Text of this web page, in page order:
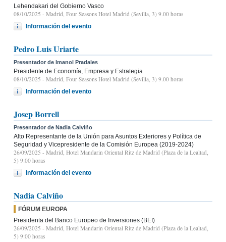
Lehendakari del Gobierno Vasco
08/10/2025 - Madrid, Four Seasons Hotel Madrid (Sevilla, 3) 9.00 horas
Información del evento
Pedro Luis Uriarte
Presentador de Imanol Pradales
Presidente de Economía, Empresa y Estrategia
08/10/2025 - Madrid, Four Seasons Hotel Madrid (Sevilla, 3) 9.00 horas
Información del evento
Josep Borrell
Presentador de Nadia Calviño
Alto Representante de la Unión para Asuntos Exteriores y Política de
Seguridad y Vicepresidente de la Comisión Europea (2019-2024)
26/09/2025 - Madrid, Hotel Mandarin Oriental Ritz de Madrid (Plaza de la Lealtad,
5) 9:00 horas
Información del evento
Nadia Calviño
FÓRUM EUROPA
Presidenta del Banco Europeo de Inversiones (BEI)
26/09/2025 - Madrid, Hotel Mandarin Oriental Ritz de Madrid (Plaza de la Lealtad,
5) 9:00 horas